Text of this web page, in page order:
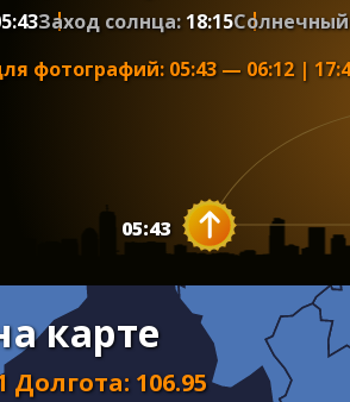
Заход солнца: 18:15
фотографий: 05:43 — 06:12|
05:43
карте
Долгота: 106.95